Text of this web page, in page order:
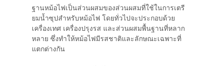
ฐานหม้อไฟเป็นส่วนผสมของส่วนผสมที่ใช้ในการเตรี
ยมน้ำซุปสำหรับหม้อไฟ โดยทั่วไปจะประกอบด้วย
เครื่องเทศ เครื่องปรุงรส และส่วนผสมพื้นฐานที่หลาก
หลาย ซึ่งทำให้หม้อไฟมีรสชาติและลักษณะเฉพาะที่
แตกต่างกัน